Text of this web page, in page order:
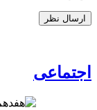
اجتماعی